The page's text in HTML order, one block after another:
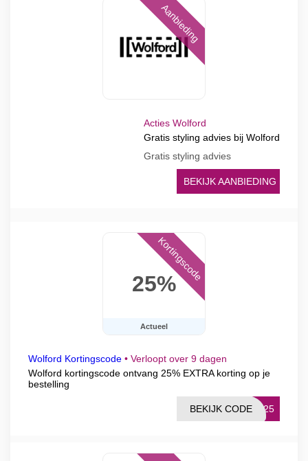
Aanbieding
Acties Wolford
Gratis styling advies bij Wolford
Gratis styling advies
BEKIJK AANBIEDING
25%
Actueel
Kortingscode
Wolford Kortingscode • Verloopt over 9 dagen
Wolford kortingscode ontvang 25% EXTRA korting op je
bestelling
RA25
BEKIJK CODE